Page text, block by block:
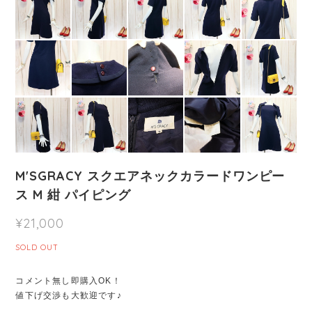
M'SGRACY スクエアネックカラードワンピー
ス M 紺 パイピング
¥21,000
SOLD OUT
コメント無し即購入OK！
値下げ交渉も大歓迎です♪